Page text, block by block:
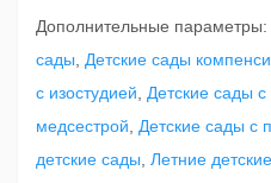
Дополнительные параметры:
сады
Детские сады
с изостудией
Детские сады
медсестрой
Детские сады с
детские сады Летние